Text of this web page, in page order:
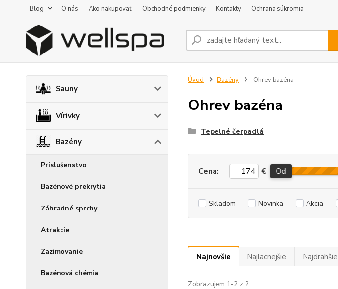
Blog O nás Ako nakupovať Obchodné podmienky Kontakty Ochrana súkromia
Sauny
Vírivky
Bazény
Príslušenstvo
Bazénové prekrytia
Záhradné sprchy
Atrakcie
Zazimovanie
Bazénová chémia
Úvod Bazény Ohrev bazéna
Ohrev bazéna
Tepelné čerpadlá
Cena: € Od
Skladom Novinka Akcia
Najnovšie Najlacnejšie Najdrahšie
Zobrazujem 1-2 z 2